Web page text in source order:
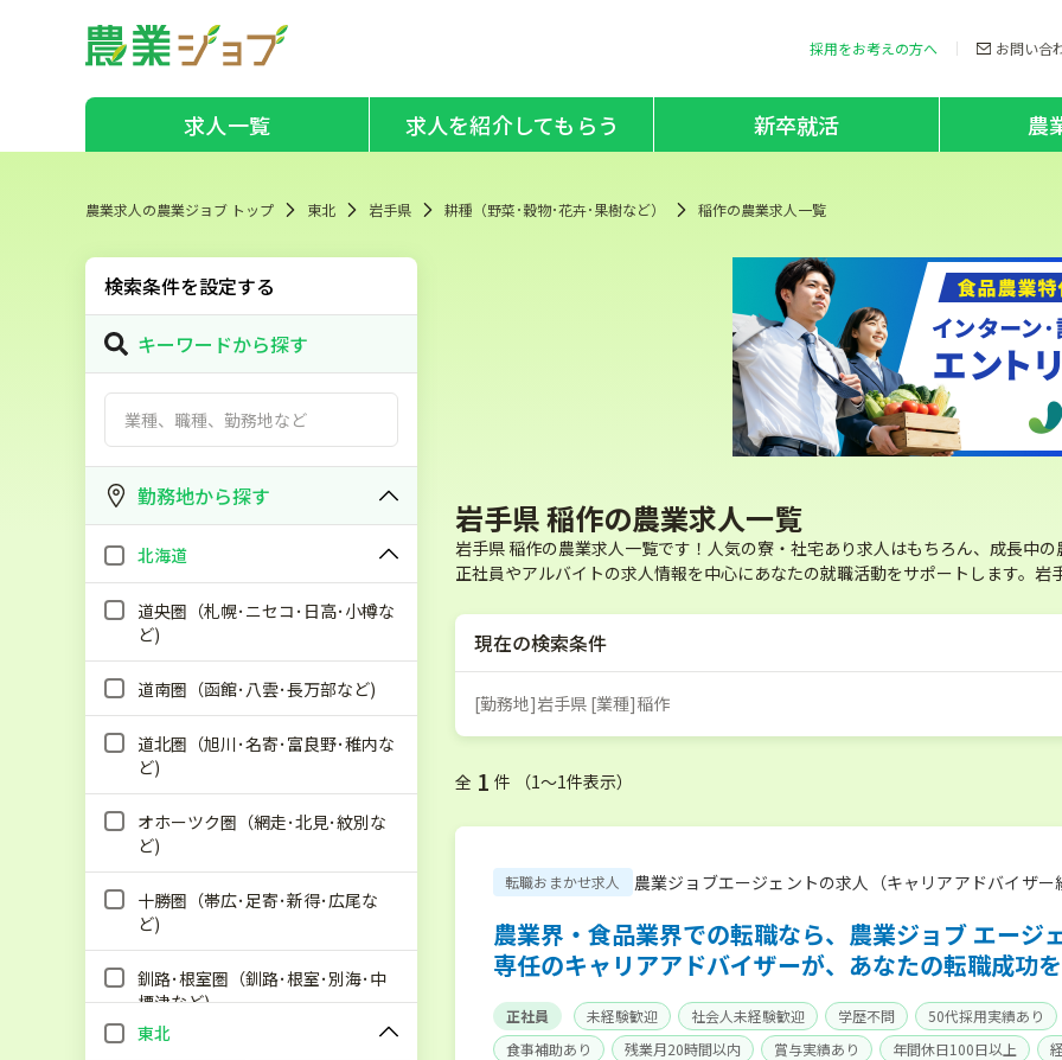
採用をお考えの方へ お問い合
求人一覧 求人を紹介してもらう 新卒就活 農
農業求人の農業ジョブ トップ 東北 岩手県 耕種（野菜･穀物･花卉･果樹など） 稲作の農業求人一覧
検索条件を設定する
キーワードから探す
勤務地から探す
北海道
道央圏（札幌･ニセコ･日高･小樽な
ど)
道南圏（函館･八雲･長万部など)
道北圏（旭川･名寄･富良野･稚内な
ど)
オホーツク圏（網走･北見･紋別な
ど)
十勝圏（帯広･足寄･新得･広尾な
ど)
釧路･根室圏（釧路･根室･別海･中
標津など)
東北
岩手県 稲作の農業求人一覧
岩手県 稲作の農業求人一覧です！人気の寮・社宅あり求人はもちろん、成長中
正社員やアルバイトの求人情報を中心にあなたの就職活動をサポートします。
現在の検索条件
[勤務地]岩手県 [業種]稲作
全 1 件 （1〜1件表示）
転職おまかせ求人 農業ジョブエージェントの求人（キャリアアドバイザー
農業界・食品業界での転職なら、農業ジョブ エージ
専任のキャリアアドバイザーが、あなたの転職成功
正社員 未経験歓迎 社会人未経験歓迎 学歴不問
50代採用実績あり
食事補助あり
残業月20時間以内 賞与実績あり 年間休日100日以上